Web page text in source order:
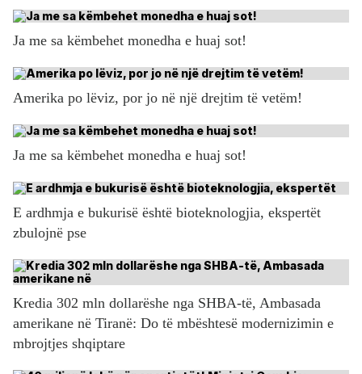
Ja me sa këmbehet monedha e huaj sot!
Amerika po lëviz, por jo në një drejtim të vetëm!
Ja me sa këmbehet monedha e huaj sot!
E ardhmja e bukurisë është bioteknologjia, ekspertët
zbulojnë pse
Kredia 302 mln dollarëshe nga SHBA-të, Ambasada
amerikane në Tiranë: Do të mbështesë modernizimin e
mbrojtjes shqiptare